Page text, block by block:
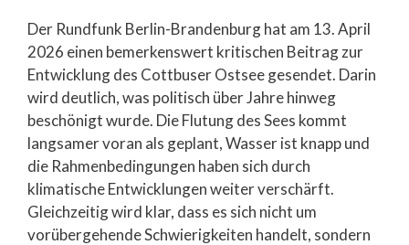
Der Rundfunk Berlin-Brandenburg hat am 13. April
2026 einen bemerkenswert kritischen Beitrag zur
Entwicklung des Cottbuser Ostsee gesendet. Darin
wird deutlich, was politisch über Jahre hinweg
beschönigt wurde. Die Flutung des Sees kommt
langsamer voran als geplant, Wasser ist knapp und
die Rahmenbedingungen haben sich durch
klimatische Entwicklungen weiter verschärft.
Gleichzeitig wird klar, dass es sich nicht um
vorübergehende Schwierigkeiten handelt, sondern